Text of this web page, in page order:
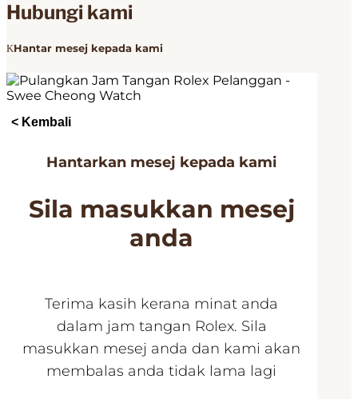
Hubungi kami
Hantar mesej kepada kami
Hantarkan mesej kepada kami
Sila masukkan mesej
anda
Terima kasih kerana minat anda
dalam jam tangan Rolex. Sila
masukkan mesej anda dan kami akan
membalas anda tidak lama lagi
< Kembali